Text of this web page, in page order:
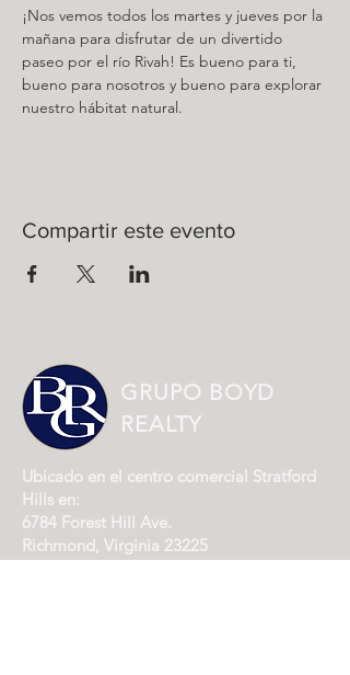
¡Nos vemos todos los martes y jueves por la
mañana para disfrutar de un divertido
paseo por el río Rivah! Es bueno para ti,
bueno para nosotros y bueno para explorar
nuestro hábitat natural.
Compartir este evento
GRUPO BOYD
REALTY
Ubicado en el centro comercial Stratford
Hills en:
6784 Forest Hill Ave.
Richmond, Virginia 23225